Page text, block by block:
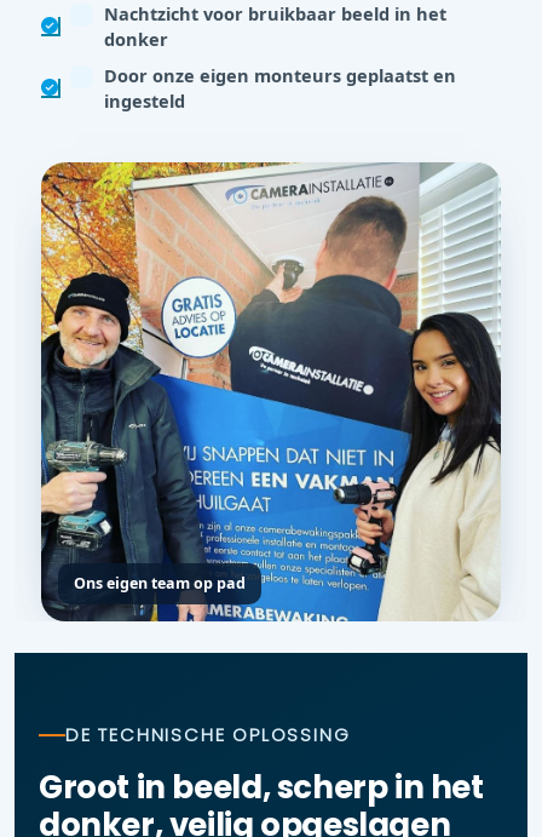
Nachtzicht voor bruikbaar beeld in het
donker
Door onze eigen monteurs geplaatst en
ingesteld
Ons eigen team op pad
DE TECHNISCHE OPLOSSING
Groot in beeld, scherp in het
donker, veilig opgeslagen